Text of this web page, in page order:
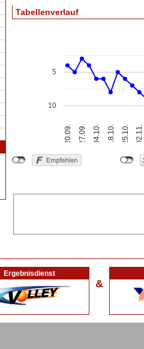
Tabellenverlauf
20.09. 27.09. 04.10. 18.10. 25.10. 02.11.
5
10
Ergebnisdienst
&